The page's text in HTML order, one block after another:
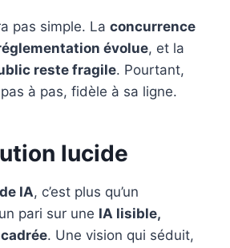
pas simple. La concurrence
évolue, et la
reste fragile. Pourtant,
à pas, fidèle à sa ligne.
lucide
IA, c’est plus qu’un
pari sur une IA lisible,
. Une vision qui séduit,